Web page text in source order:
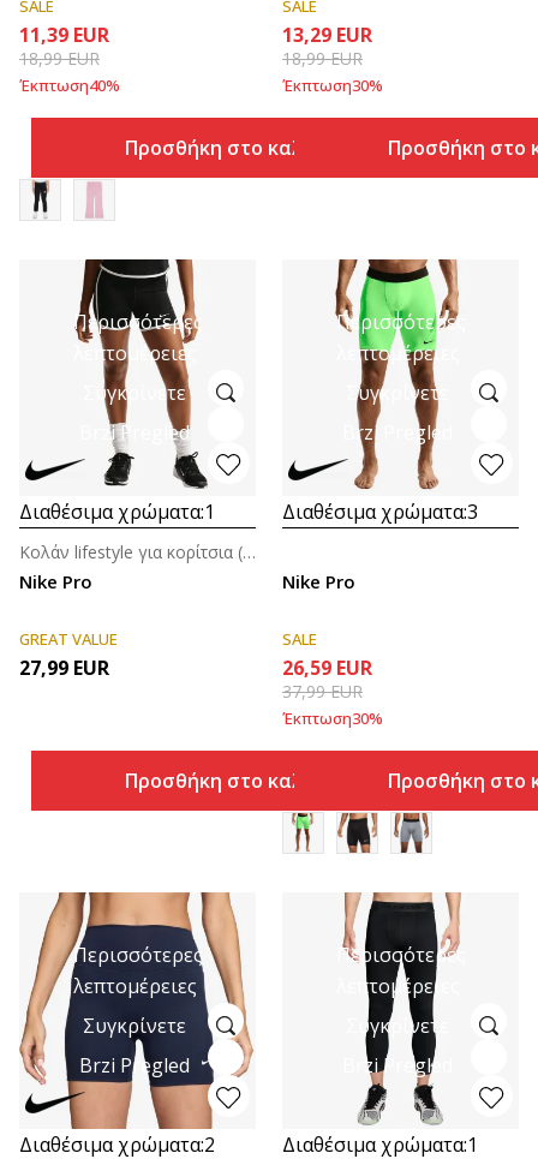
SALE
11,39 EUR
18,99EUR
Έκπτωση40%
Προσθήκη στο καλάθι
SALE
13,29 EUR
18,99EUR
Έκπτωση30%
Προσθήκη στο
Περισσότερες
λεπτομέρειες
Συγκρίνετε
Brzi Pregled
Διαθέσιμα χρώματα:1
Nike Pro
Κολάν lifestyle για κορίτσια (8-14ε.)
GREAT VALUE
27,99 EUR
Προσθήκη στο καλάθι
Περισσότερες
λεπτομέρειες
Συγκρίνετε
Brzi Pregled
Διαθέσιμα χρώματα:3
Nike Pro
SALE
26,59 EUR
37,99EUR
Έκπτωση30%
Προσθήκη στο
Περισσότερες
λεπτομέρειες
Συγκρίνετε
Brzi Pregled
Διαθέσιμα χρώματα:2
Περισσότερες
λεπτομέρειες
Συγκρίνετε
Brzi Pregled
Διαθέσιμα χρώματα:1